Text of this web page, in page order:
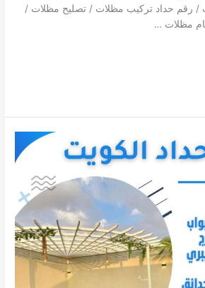
رقم حداد تركيب مظلات / تصليح مظلات /
مظلات …